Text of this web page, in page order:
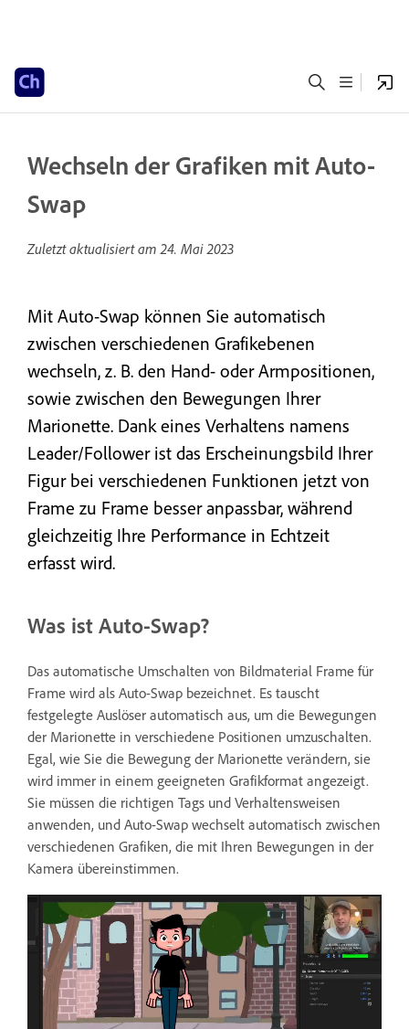
Wechseln der Grafiken mit Auto-
Swap
Zuletzt aktualisiert am24. Mai 2023
Mit Auto-Swap können Sie automatisch
zwischen verschiedenen Grafikebenen
wechseln, z. B. den Hand- oder Armpositionen,
sowie zwischen den Bewegungen Ihrer
Marionette. Dank eines Verhaltens namens
Leader/Follower ist das Erscheinungsbild Ihrer
Figur bei verschiedenen Funktionen jetzt von
Frame zu Frame besser anpassbar, während
gleichzeitig Ihre Performance in Echtzeit
erfasst wird.
Was ist Auto-Swap?
Das automatische Umschalten von Bildmaterial Frame für
Frame wird als Auto-Swap bezeichnet. Es tauscht
festgelegte Auslöser automatisch aus, um die Bewegungen
der Marionette in verschiedene Positionen umzuschalten.
Egal, wie Sie die Bewegung der Marionette verändern, sie
wird immer in einem geeigneten Grafikformat angezeigt.
Sie müssen die richtigen Tags und Verhaltensweisen
anwenden, und Auto-Swap wechselt automatisch zwischen
verschiedenen Grafiken, die mit Ihren Bewegungen in der
Kamera übereinstimmen.